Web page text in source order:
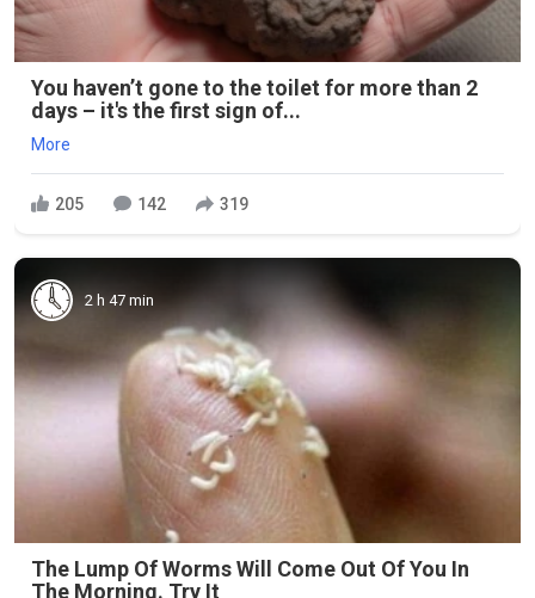
You haven’t gone to the toilet for more than 2
days – it's the first sign of...
More
205 142 319
2 h 47 min
The Lump Of Worms Will Come Out Of You In
The Morning. Try It